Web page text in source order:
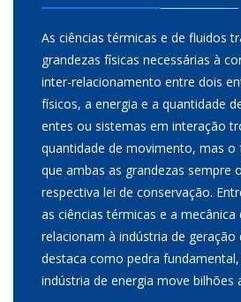
As ciências térmicas e de fluidos
grandezas físicas necessárias à
inter-relacionamento entre dois
físicos, a energia e a quantidade
entes ou sistemas em interação
quantidade de movimento, mas o
que ambas as grandezas sempre
respectiva lei de conservação.
as ciências térmicas e a mecânica
relacionam à indústria de geração
destaca como pedra
indústria de energia move bilhões